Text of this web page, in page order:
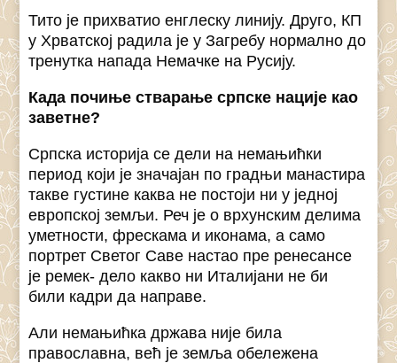
Тито је прихватио енглеску линију. Друго, КП
у Хрватској радила је у Загребу нормално до
тренутка напада Немачке на Русију.
Када почиње стварање српске нације као
заветне?
Српска историја се дели на немањићки
период који је значајан по градњи манастира
такве густине каква не постоји ни у једној
европској земљи. Реч је о врхунским делима
уметности, фрескама и иконама, а само
портрет Светог Саве настао пре ренесансе
је ремек- дело какво ни Италијани не би
били кадри да направе.
Али немањићка држава није била
православна, већ је земља обележена